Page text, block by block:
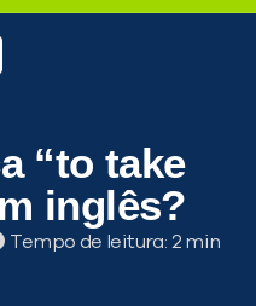
“to take
inglês?
Tempo de leitura: